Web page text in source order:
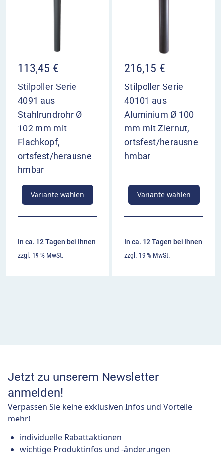
113,45 €
Stilpoller Serie
4091 aus
Stahlrundrohr Ø
102 mm mit
Flachkopf,
ortsfest/herausne
hmbar
Variante wählen
In ca. 12 Tagen bei Ihnen
zzgl. 19 % MwSt.
216,15 €
Stilpoller Serie
40101 aus
Aluminium Ø 100
mm mit Ziernut,
ortsfest/herausne
hmbar
Variante wählen
In ca. 12 Tagen bei Ihnen
zzgl. 19 % MwSt.
Jetzt zu unserem Newsletter
anmelden!
Verpassen Sie keine exklusiven Infos und Vorteile
mehr!
individuelle Rabattaktionen
wichtige Produktinfos und -änderungen